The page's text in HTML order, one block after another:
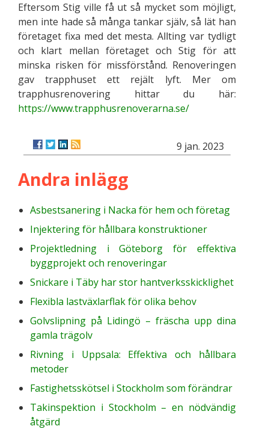
Eftersom Stig ville få ut så mycket som möjligt,
men inte hade så många tankar själv, så lät han
företaget fixa med det mesta. Allting var tydligt
och klart mellan företaget och Stig för att
minska risken för missförstånd. Renoveringen
gav trapphuset ett rejält lyft. Mer om
trapphusrenovering hittar du här:
https://www.trapphusrenoverarna.se/
9 jan. 2023
Andra inlägg
Asbestsanering i Nacka för hem och företag
Injektering för hållbara konstruktioner
Projektledning i Göteborg för effektiva
byggprojekt och renoveringar
Snickare i Täby har stor hantverksskicklighet
Flexibla lastväxlarflak för olika behov
Golvslipning på Lidingö – fräscha upp dina
gamla trägolv
Rivning i Uppsala: Effektiva och hållbara
metoder
Fastighetsskötsel i Stockholm som förändrar
Takinspektion i Stockholm – en nödvändig
åtgärd